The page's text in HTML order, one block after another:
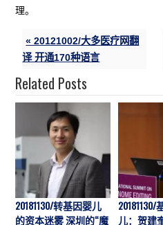
理。
« 20121002/大多医疗网翻
译 开通170种语言
Related Posts
20181130/转基因婴儿
的资本迷雾 深圳的“魔
儿：贺建